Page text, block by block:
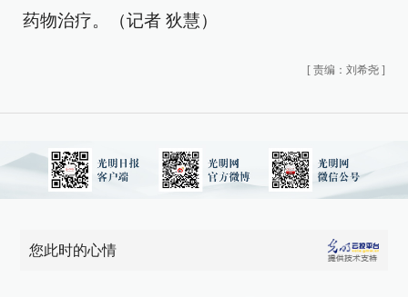
药物治疗。（记者 狄慧）
[ 责编：刘希尧 ]
您此时的心情